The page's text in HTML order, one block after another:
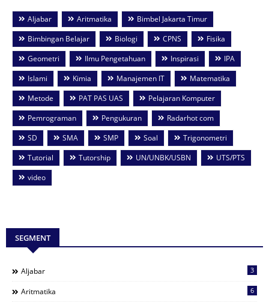
Aljabar Aritmatika
Bimbel Jakarta Timur
Bimbingan Belajar
Biologi CPNS
Fisika
Geometri
Ilmu Pengetahuan Inspirasi
IPA
Islami
Kimia Manajemen IT
Matematika
Metode
PAT PAS UAS
Pelajaran Komputer
Pemrograman
Pengukuran
Radarhot com
SD
SMA SMP Soal
Trigonometri
Tutorial
Tutorship UN/UNBK/USBN
UTS/PTS
video
SEGMENT
Aljabar 3
Aritmatika 6